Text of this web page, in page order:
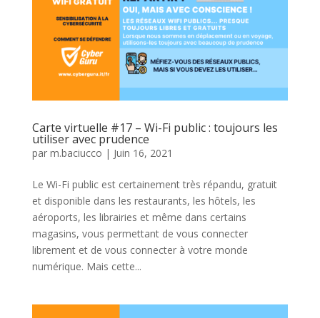
Carte virtuelle #17 – Wi-Fi public : toujours les
utiliser avec prudence
par m.baciucco | Juin 16, 2021
Le Wi-Fi public est certainement très répandu, gratuit
et disponible dans les restaurants, les hôtels, les
aéroports, les librairies et même dans certains
magasins, vous permettant de vous connecter
librement et de vous connecter à votre monde
numérique. Mais cette...